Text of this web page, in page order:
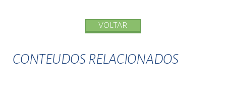
VOLTAR
CONTEUDOS RELACIONADOS